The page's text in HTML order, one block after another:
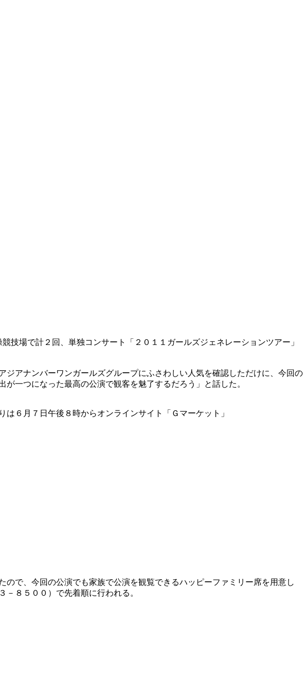
技場で計２回、単独コンサート「２０１１ガールズジェネレーションツアー」
アナンバーワンガールズグループにふさわしい人気を確認しただけに、今回の
一つになった最高の公演で観客を魅了するだろう」と話した。
６月７日午後８時からオンラインサイト「Ｇマーケット」
で、今回の公演でも家族で公演を観覧できるハッピーファミリー席を用意し
８５００）で先着順に行われる。